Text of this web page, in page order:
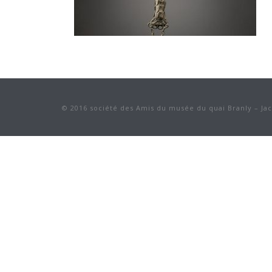
© 2016 société des Amis du musée du quai Branly –